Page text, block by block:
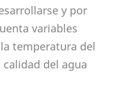
y por
variables
temperatura del
del agua